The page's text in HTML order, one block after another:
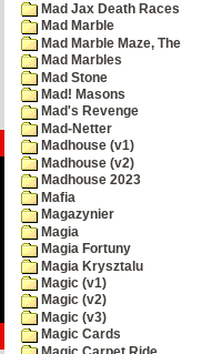
Mad Jax Death Races
Mad Marble
Mad Marble Maze, The
Mad Marbles
Mad Stone
Mad! Masons
Mad's Revenge
Mad-Netter
Madhouse (v1)
Madhouse (v2)
Madhouse 2023
Mafia
Magazynier
Magia
Magia Fortuny
Magia Krysztalu
Magic (v1)
Magic (v2)
Magic (v3)
Magic Cards